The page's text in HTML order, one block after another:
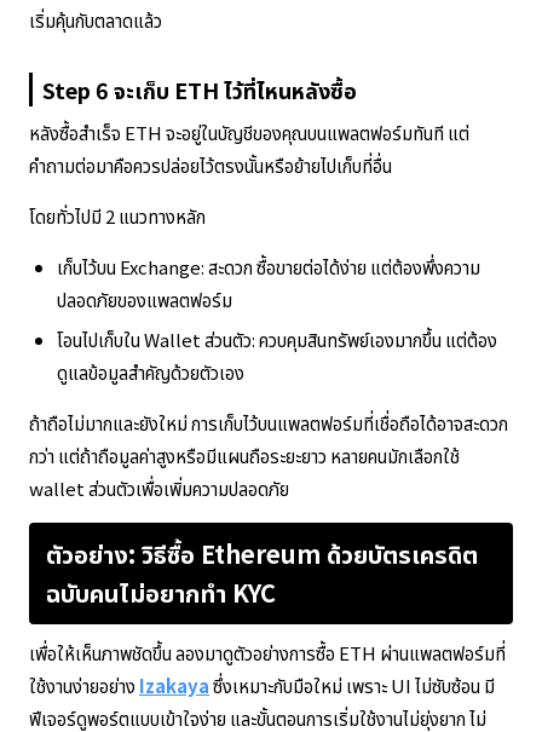
เริ่มคุ้นกับตลาดแล้ว
Step 6 จะเก็บ ETH ไว้ที่ไหนหลังซื้อ
หลังซื้อสำเร็จ ETH จะอยู่ในบัญชีของคุณบนแพลตฟอร์มทันที แต่
คำถามต่อมาคือควรปล่อยไว้ตรงนั้นหรือย้ายไปเก็บที่อื่น
โดยทั่วไปมี 2 แนวทางหลัก
เก็บไว้บน Exchange: สะดวก ซื้อขายต่อได้ง่าย แต่ต้องพึ่งความ
ปลอดภัยของแพลตฟอร์ม
โอนไปเก็บใน Wallet ส่วนตัว: ควบคุมสินทรัพย์เองมากขึ้น แต่ต้อง
ดูแลข้อมูลสำคัญด้วยตัวเอง
ถ้าถือไม่มากและยังใหม่ การเก็บไว้บนแพลตฟอร์มที่เชื่อถือได้อาจสะดวก
กว่า แต่ถ้าถือมูลค่าสูงหรือมีแผนถือระยะยาว หลายคนมักเลือกใช้
wallet ส่วนตัวเพื่อเพิ่มความปลอดภัย
ตัวอย่าง: วิธีซื้อ Ethereum ด้วยบัตรเครดิต
ฉบับคนไม่อยากทำ KYC
เพื่อให้เห็นภาพชัดขึ้น ลองมาดูตัวอย่างการซื้อ ETH ผ่านแพลตฟอร์มที่
ใช้งานง่ายอย่าง Izakayaซึ่งเหมาะกับมือใหม่ เพราะ UI ไม่ซับซ้อน มี
ฟีเจอร์ดูพอร์ตแบบเข้าใจง่าย และขั้นตอนการเริ่มใช้งานไม่ยุ่งยาก ไม่